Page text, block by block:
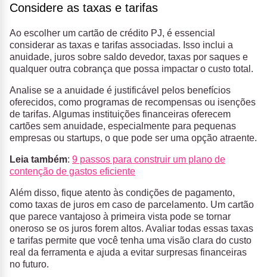
Considere as taxas e tarifas
Ao escolher um cartão de crédito PJ, é essencial
considerar as taxas e tarifas associadas. Isso inclui a
anuidade, juros sobre saldo devedor, taxas por saques e
qualquer outra cobrança que possa impactar o custo total.
Analise se a anuidade é justificável pelos benefícios
oferecidos, como programas de recompensas ou isenções
de tarifas. Algumas instituições financeiras oferecem
cartões sem anuidade, especialmente para pequenas
empresas ou startups, o que pode ser uma opção atraente.
Leia também: 9 passos para construir um plano de
contenção de gastos eficiente
Além disso, fique atento às condições de pagamento,
como taxas de juros em caso de parcelamento. Um cartão
que parece vantajoso à primeira vista pode se tornar
oneroso se os juros forem altos. Avaliar todas essas taxas
e tarifas permite que você tenha uma visão clara do custo
real da ferramenta e ajuda a evitar surpresas financeiras
no futuro.